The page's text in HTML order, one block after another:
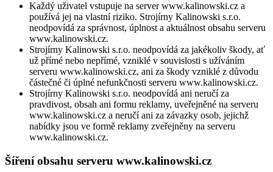
Každý uživatel vstupuje na server www.kalinowski.cz a
používá jej na vlastní riziko. Strojírny Kalinowski s.r.o.
neodpovídá za správnost, úplnost a aktuálnost obsahu serveru
www.kalinowski.cz.
Strojírny Kalinowski s.r.o. neodpovídá za jakékoliv škody, ať
už přímé nebo nepřímé, vzniklé v souvislosti s užíváním
serveru www.kalinowski.cz, ani za škody vzniklé z důvodu
částečné či úplné nefunkčnosti serveru www.kalinowski.cz.
Strojírny Kalinowski s.r.o. neodpovídá ani neručí za
pravdivost, obsah ani formu reklamy, uveřejněné na serveru
www.kalinowski.cz a neručí ani za závazky osob, jejichž
nabídky jsou ve formě reklamy zveřejněny na serveru
www.kalinowski.cz.
Šíření obsahu serveru www.kalinowski.cz